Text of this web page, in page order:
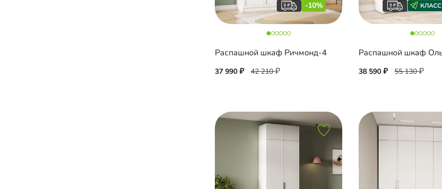
-10%
Распашной шкаф Ричмонд-4
37 990 42 210
Распашной шкаф
38 590 55 130